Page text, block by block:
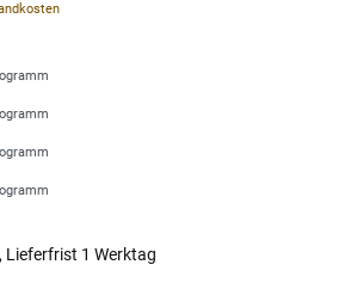
1 Werktag